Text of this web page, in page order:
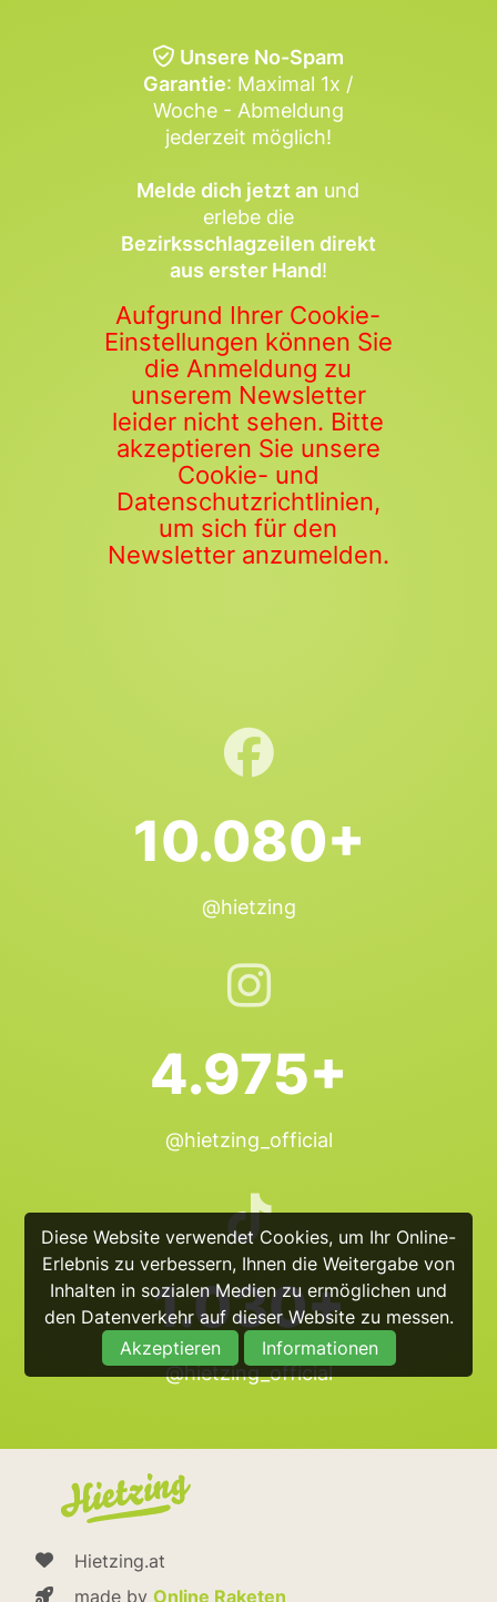
Diese Website verwendet Cookies, um Ihr Online-
Erlebnis zu verbessern, Ihnen die Weitergabe von
Inhalten in sozialen Medien zu ermöglichen und
den Datenverkehr auf dieser Website zu messen.
Akzeptieren
Informationen
Unsere No-Spam
Garantie: Maximal 1x /
Woche - Abmeldung
jederzeit möglich!
Melde dich jetzt an und
erlebe die
Bezirksschlagzeilen direkt
aus erster Hand!
Aufgrund Ihrer Cookie-
Einstellungen können Sie
die Anmeldung zu
unserem Newsletter
leider nicht sehen. Bitte
akzeptieren Sie unsere
Cookie- und
Datenschutzrichtlinien,
um sich für den
Newsletter anzumelden.
10.080+
@hietzing
4.975+
@hietzing_official
1.030+
@hietzing_official
Hietzing.at
made by Online Raketen